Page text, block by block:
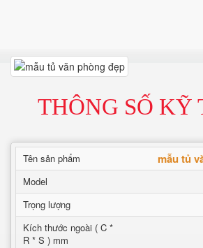
THÔNG SỐ KỸ
Tên sản phẩm mẫu tủ
Model
Trọng lượng
Kích thước ngoài ( C *
R * S ) mm